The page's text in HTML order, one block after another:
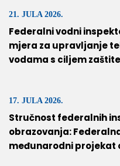
21. JULA 2026.
Federalni vodni
mjera za upravljanje
vodama s ciljem
17. JULA 2026.
Stručnost federalnih
obrazovanja:
međunarodni projekat